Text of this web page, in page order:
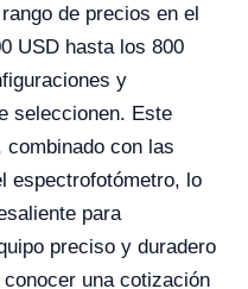
de precios en el
USD hasta los 800
y
seleccionen. Este
con las
espectrofotómetro, lo
para
preciso y duradero
una cotización